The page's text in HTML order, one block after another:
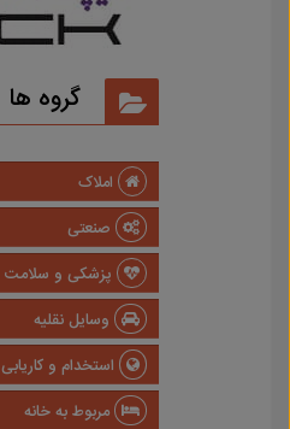
گروه ها
املاک
صنعتی
پزشکی و سلامت
وسایل نقلیه
استخدام و کاریابی
مربوط به خانه